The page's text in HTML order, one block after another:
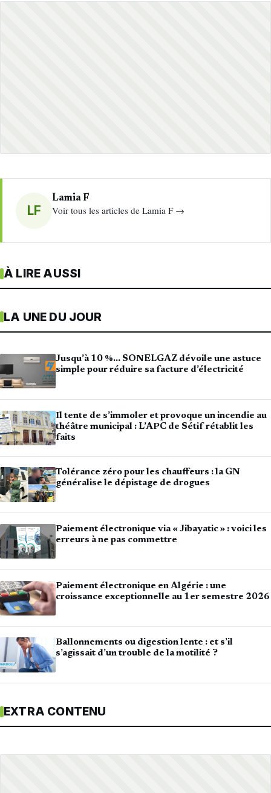
LF
Lamia F
Voir tous les articles de Lamia F →
À LIRE AUSSI
LA UNE DU JOUR
Jusqu’à 10 %… SONELGAZ dévoile une astuce
simple pour réduire sa facture d’électricité
Il tente de s’immoler et provoque un incendie au
théâtre municipal : L’APC de Sétif rétablit les
faits
Tolérance zéro pour les chauffeurs : la GN
généralise le dépistage de drogues
Paiement électronique via « Jibayatic » : voici les
erreurs à ne pas commettre
Paiement électronique en Algérie : une
croissance exceptionnelle au 1er semestre 2026
Ballonnements ou digestion lente : et s’il
s’agissait d’un trouble de la motilité ?
EXTRA CONTENU